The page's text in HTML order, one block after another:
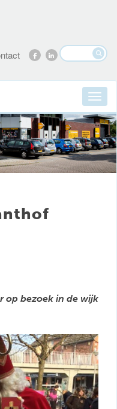
op bezoek in de wijk